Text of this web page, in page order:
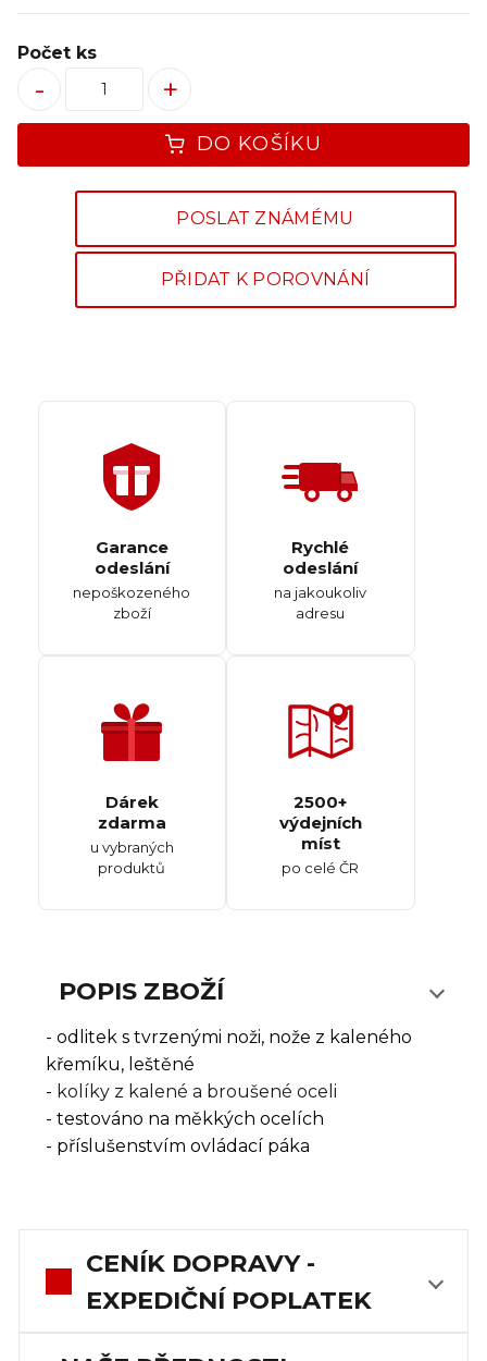
DO KOŠÍKU
Počet ks
+
-
POSLAT ZNÁMÉMU
PŘIDAT K POROVNÁNÍ
Garance
odeslání
nepoškozeného
zboží
Rychlé
odeslání
na jakoukoliv
adresu
Dárek
zdarma
u vybraných
produktů
2500+
výdejních
míst
po celé ČR
POPIS ZBOŽÍ
- odlitek s tvrzenými noži, nože z kaleného
křemíku, leštěné
- kolíky z kalené a broušené oceli
- testováno na měkkých ocelích
- příslušenstvím ovládací páka
CENÍK DOPRAVY -
EXPEDIČNÍ POPLATEK